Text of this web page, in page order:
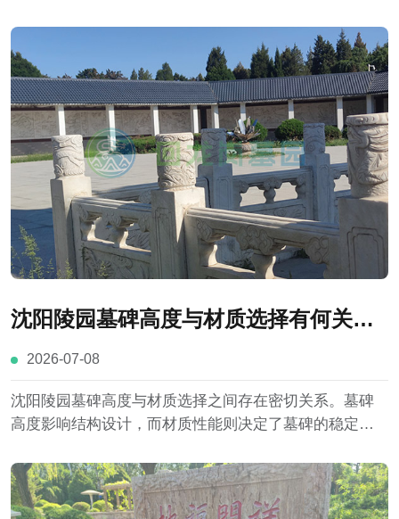
沈阳陵园墓碑高度与材质选择有何关
联？
2026-07-08
沈阳陵园墓碑高度与材质选择之间存在密切关系。墓碑
高度影响结构设计，而材质性能则决定了墓碑的稳定
各具特点，在实际设计过程中，需要结合沈阳地区气候
条件、陵园规划要求以及家庭需求新综合选择。